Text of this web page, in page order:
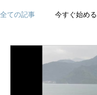
全ての記事 今すぐ始める